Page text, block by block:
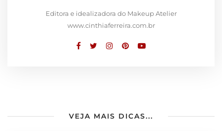
Editora e idealizadora do Makeup Atelier
www.cinthiaferreira.com.br
VEJA MAIS DICAS...